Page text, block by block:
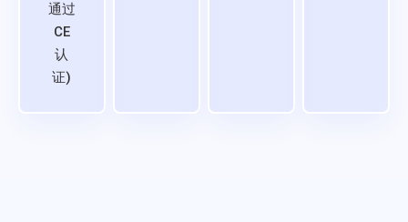
通过
CE
认
证)